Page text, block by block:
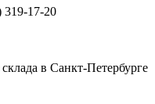
319-17-20
в Санкт-Петербурге